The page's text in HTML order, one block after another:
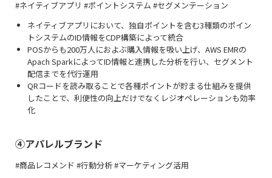
#ネイティブアプリ #ポイントシステム #セグメンテーション
ネイティブアプリにおいて、独自ポイントを含む3種類のポイン
トシステムのID情報をCDP構築によって統合
POSからも200万人におよぶ購入情報を吸い上げ、AWS EMRの
Apach SparkによってID情報と連携した分析を行い、セグメント
配信までを代行運用
QRコードを読み取ることで各種ポイントが貯まる仕組みを提供
したことで、利便性の向上だけでなくレジオペレーションも効率
化
④アパレルブランド
#商品レコメンド #行動分析 #マーケティング活用